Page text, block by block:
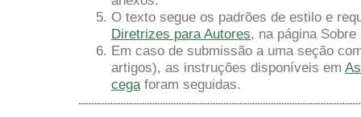
O texto segue os padrões de estilo e
Diretrizes para Autores, na página
Em caso de submissão a uma seção
artigos), as instruções disponíveis em
cega foram seguidas.